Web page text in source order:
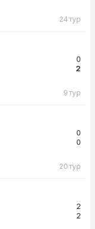
24 тур
0
2
9 тур
0
0
20 тур
2
2